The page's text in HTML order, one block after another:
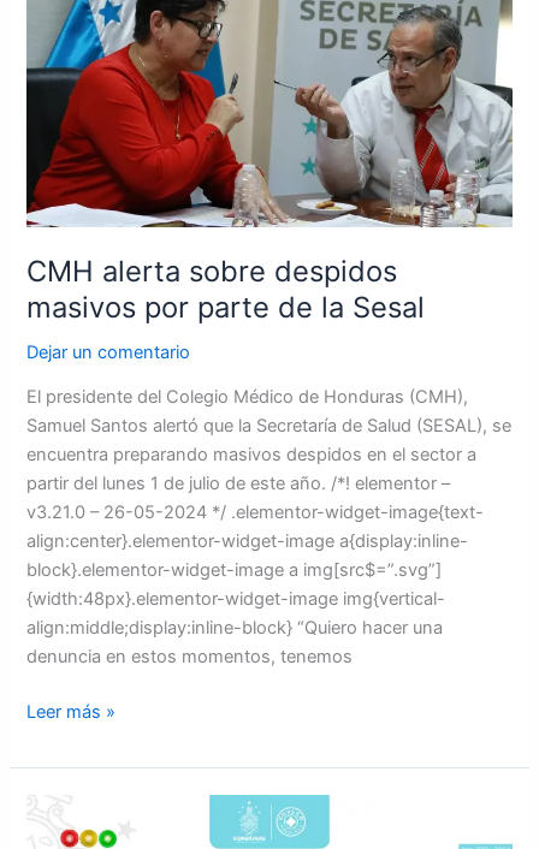
CMH alerta sobre despidos
masivos por parte de la Sesal
Dejar un comentario
El presidente del Colegio Médico de Honduras (CMH),
Samuel Santos alertó que la Secretaría de Salud (SESAL), se
encuentra preparando masivos despidos en el sector a
partir del lunes 1 de julio de este año. /*! elementor –
v3.21.0 – 26-05-2024 */ .elementor-widget-image{text-
align:center}.elementor-widget-image a{display:inline-
block}.elementor-widget-image a img[src$=”.svg”]
{width:48px}.elementor-widget-image img{vertical-
align:middle;display:inline-block} “Quiero hacer una
denuncia en estos momentos, tenemos
despidos
masivos
por
parte
Sesal
Leer más »
Honduras
en